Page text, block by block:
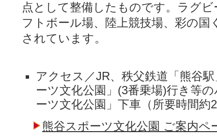
点として整備したものです。ラグビ
フトボール場、陸上競技場、彩の
されています。
アクセス／JR、秩父鉄道「熊谷
ーツ文化公園」(3番乗場)行き等
ーツ文化公園」下車（所要時間約
熊谷スポーツ文化公園 ご案内ペ